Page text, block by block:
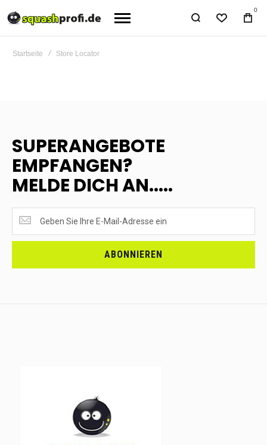
0
Startseite Store Locator
SUPERANGEBOTE
EMPFANGEN?
MELDE DICH AN.....
EMPFANGEN?
<br>MELDE
ABONNIEREN